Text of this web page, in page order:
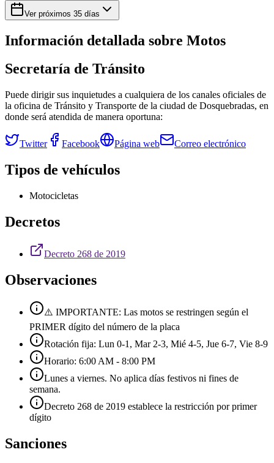
Ver próximos 35 días
Información detallada sobre Motos
Secretaría de Tránsito
Puede dirigir sus inquietudes a cualquiera de los canales oficiales de
la oficina de Tránsito y Transporte de la ciudad de Dosquebradas, en
donde será atendida de manera oportuna:
Twitter Facebook Página web Correo electrónico
Tipos de vehículos
Motocicletas
Decretos
Decreto 268 de 2019
Observaciones
⚠️ IMPORTANTE: Las motos se restringen según el
PRIMER dígito del número de la placa
Rotación fija: Lun 0-1, Mar 2-3, Mié 4-5, Jue 6-7, Vie 8-9
Horario: 6:00 AM - 8:00 PM
Lunes a viernes. No aplica días festivos ni fines de
semana.
Decreto 268 de 2019 establece la restricción por primer
dígito
Sanciones